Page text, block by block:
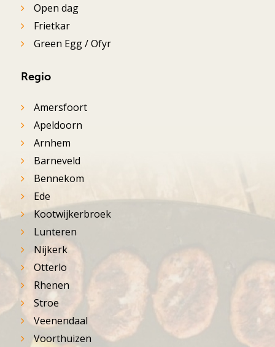
Open dag
Frietkar
Green Egg / Ofyr
Regio
Amersfoort
Apeldoorn
Arnhem
Barneveld
Bennekom
Ede
Kootwijkerbroek
Lunteren
Nijkerk
Otterlo
Rhenen
Stroe
Veenendaal
Voorthuizen